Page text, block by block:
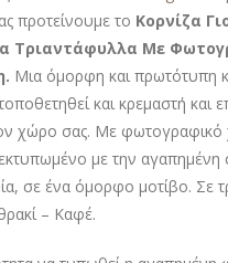
προτείνουμε το Κορνίζα
Τριαντάφυλλα Με
Μια όμορφη και πρωτότυπη
και κρεμαστή και
χώρο σας. Με φωτογραφικό
με την αγαπημένη
σε ένα όμορφο μοτίβο. Σε
– Καφέ.